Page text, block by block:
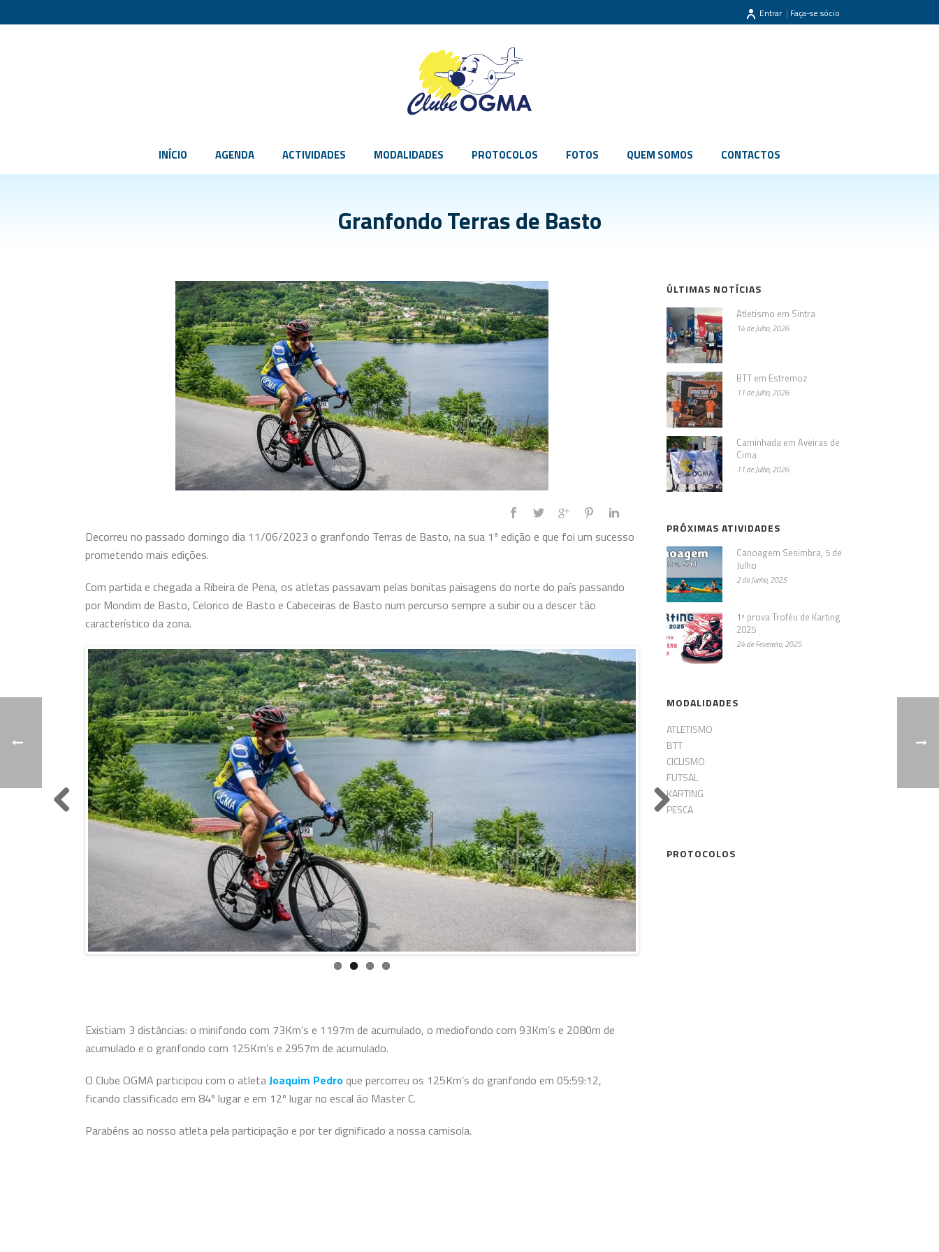
Entrar | Faça-se sócio
INÍCIO AGENDA ACTIVIDADES MODALIDADES PROTOCOLOS FOTOS QUEM SOMOS CONTACTOS
Granfondo Terras de Basto
Decorreu no passado domingo dia 11/06/2023 o granfondo Terras de Basto, na sua 1ª edição e que foi um sucesso
prometendo mais edições.
Com partida e chegada a Ribeira de Pena, os atletas passavam pelas bonitas paisagens do norte do país passando
por Mondim de Basto, Celorico de Basto e Cabeceiras de Basto num percurso sempre a subir ou a descer tão
característico da zona.
Existiam 3 distâncias: o minifondo com 73Km’s e 1197m de acumulado, o mediofondo com 93Km’s e 2080m de
acumulado e o granfondo com 125Km’s e 2957m de acumulado.
O Clube OGMA participou com o atletaJoaquim Pedroque percorreu os 125Km’s do granfondo em 05:59:12,
ficando classificado em 84º lugar e em 12º lugar no escal ão Master C.
Parabéns ao nosso atleta pela participação e por ter dignificado a nossa camisola.
ÚLTIMAS NOTÍCIAS
Atletismo em Sintra
14 de Julho, 2026
BTT em Estremoz
11 de Julho, 2026
Caminhada em Aveiras de
Cima
11 de Julho, 2026
PRÓXIMAS ATIVIDADES
Canoagem Sesimbra, 5 de
Julho
2 de Junho, 2025
1ª prova Troféu de Karting
2025
24 de Fevereiro, 2025
MODALIDADES
ATLETISMO
BTT
CICLISMO
FUTSAL
KARTING
PESCA
PROTOCOLOS